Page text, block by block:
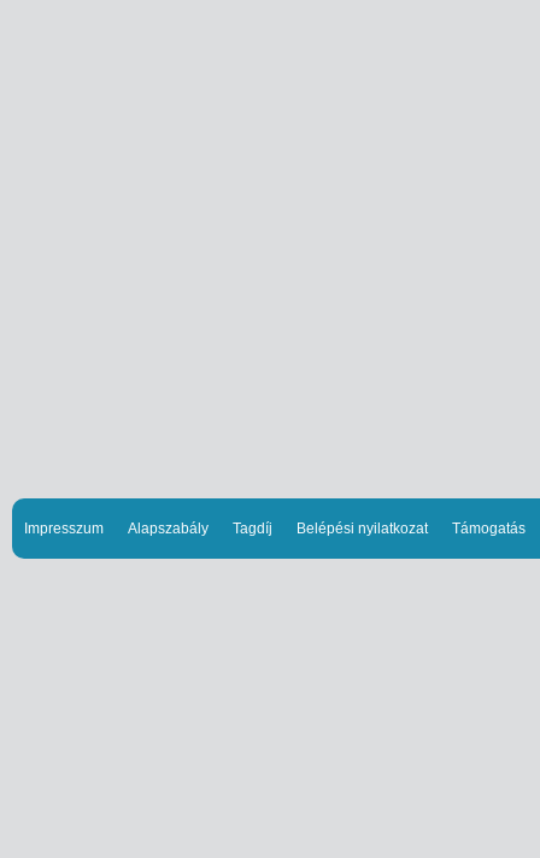
Impresszum Alapszabály Tagdíj Belépési nyilatkozat Támogatás